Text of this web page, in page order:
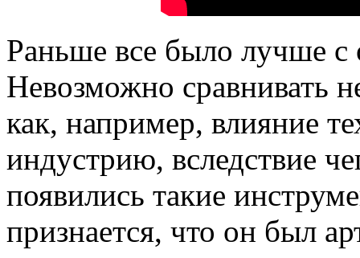
Раньше все было лучше с
Невозможно сравнивать
как, например, влияние
индустрию, вследствие
появились такие
признается, что он был